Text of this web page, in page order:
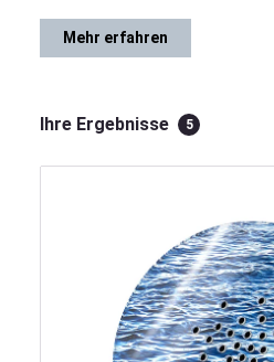
Mehr erfahren
Ihre Ergebnisse 5